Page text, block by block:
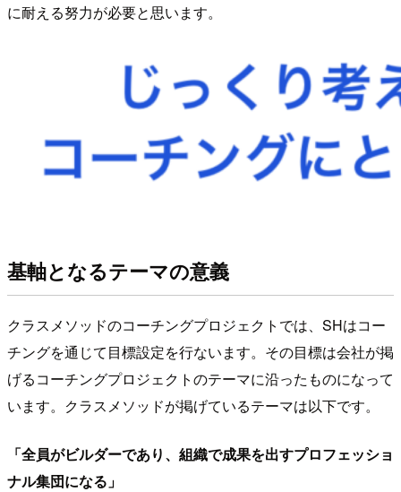
に耐える努力が必要と思います。
基軸となるテーマの意義
クラスメソッドのコーチングプロジェクトでは、SHはコー
チングを通じて目標設定を行ないます。その目標は会社が掲
げるコーチングプロジェクトのテーマに沿ったものになって
います。クラスメソッドが掲げているテーマは以下です。
「全員がビルダーであり、組織で成果を出すプロフェッショ
ナル集団になる」